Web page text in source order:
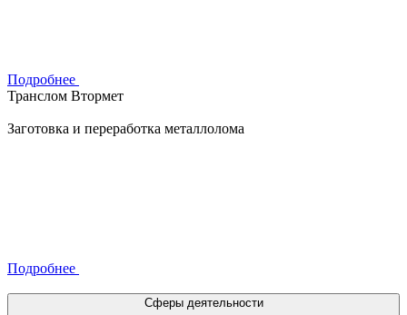
Подробнее
Транслом Втормет
Заготовка и переработка металлолома
Подробнее
Сферы деятельности